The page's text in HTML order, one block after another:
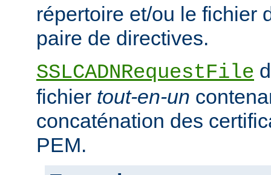
répertoire et/ou le fichier
paire de directives.
SSLCADNRequestFile
fichier tout-en-un
concaténation des
PEM.